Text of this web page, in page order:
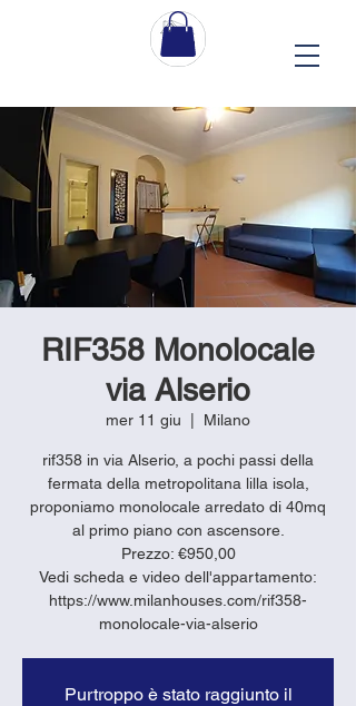
RIF358 Monolocale
via Alserio
mer 11 giu Milano
rif358 in via Alserio, a pochi passi della
fermata della metropolitana lilla isola,
proponiamo monolocale arredato di 40mq
al primo piano con ascensore.
Prezzo: €950,00
Vedi scheda e video dell'appartamento:
https://www.milanhouses.com/rif358-
monolocale-via-alserio
Purtroppo è stato raggiunto il